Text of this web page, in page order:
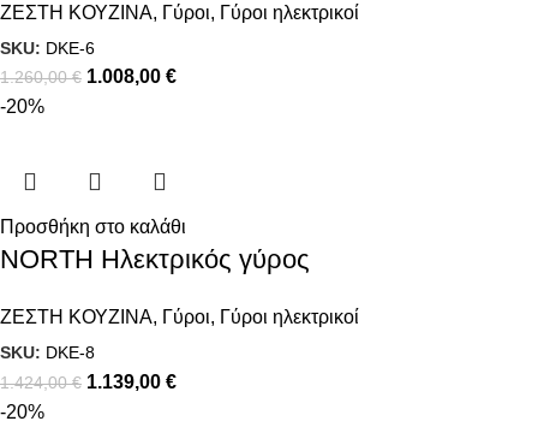
ΖΕΣΤΗ ΚΟΥΖΙΝΑ, Γύροι, Γύροι ηλεκτρικοί
SKU: DKE-6
1.260,00€ 1.008,00 €
-20%
Προσθήκη στο καλάθι
NORTH Ηλεκτρικός γύρος
ΖΕΣΤΗ ΚΟΥΖΙΝΑ, Γύροι, Γύροι ηλεκτρικοί
SKU: DKE-8
1.424,00€ 1.139,00 €
-20%